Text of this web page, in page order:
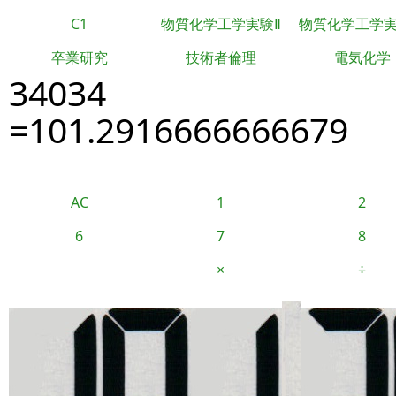
C1 物質化学工学実験Ⅱ
物質化学工学
卒業研究
技術者倫理 電気化学
34034
=101.2916666666679
AC 1
2
6
7
8
−
× ÷